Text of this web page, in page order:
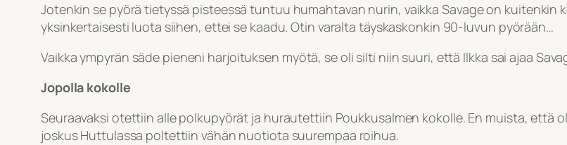
Jotenkin se pyörä tietyssä pisteessä tuntuu humahtavan nurin, vaikka Savage on kuitenkin
yksinkertaisesti luota siihen, ettei se kaadu. Otin varalta täyskaskonkin 90-luvun pyörään…
Vaikka ympyrän säde pieneni harjoituksen myötä, se oli silti niin suuri, että Ilkka sai ajaa
Jopolla kokolle
Seuraavaksi otettiin alle polkupyörät ja hurautettiin Poukkusalmen kokolle. En muista, että
joskus Huttulassa poltettiin vähän nuotiota suurempaa roihua.